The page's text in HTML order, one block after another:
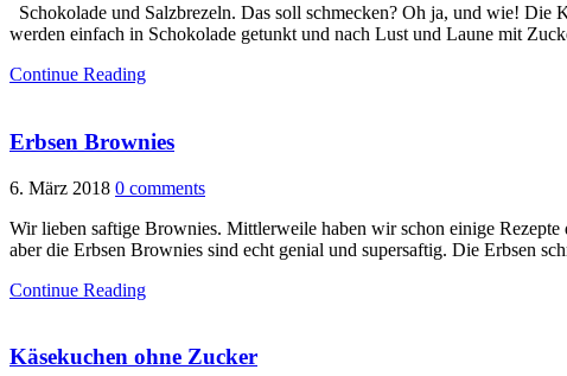
Schokolade und Salzbrezeln. Das soll schmecken? Oh ja, und wie! Die
werden einfach in Schokolade getunkt und nach Lust und Laune mit
Continue Reading
Erbsen Brownies
6. März 2018 0 comments
Wir lieben saftige Brownies. Mittlerweile haben wir schon einige
aber die Erbsen Brownies sind echt genial und supersaftig. Die Erbsen
Continue Reading
Käsekuchen ohne Zucker